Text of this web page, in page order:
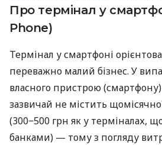
Про термінал у
Phone)
Термінал у смартфоні
переважно малий бізнес. У
власного пристрою
зазвичай не містить
(300−500 грн як у терміналах,
банками) — тому з погляду